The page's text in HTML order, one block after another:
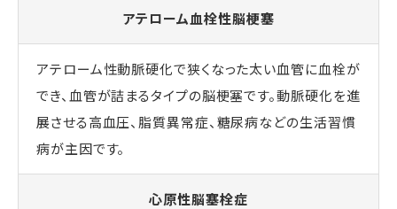
アテローム血栓性脳梗塞
アテローム性動脈硬化で狭くなった太い血管に血栓が
でき、血管が詰まるタイプの脳梗塞です。動脈硬化を進
展させる高血圧、脂質異常症、糖尿病などの生活習慣
病が主因です。
心原性脳塞栓症